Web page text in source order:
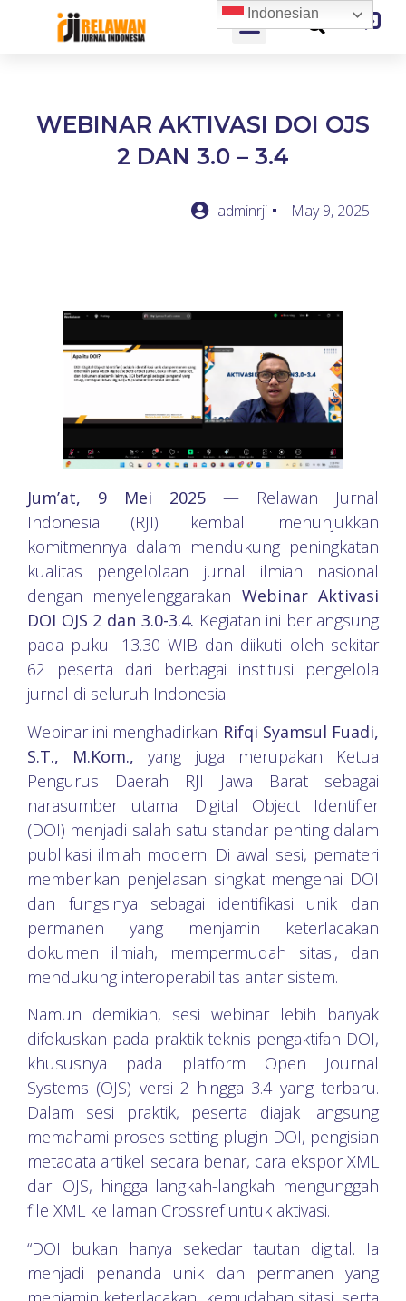
WEBINAR AKTIVASI DOI OJS
2 DAN 3.0 – 3.4
adminrji May 9, 2025
Jum’at, 9 Mei 2025 — Relawan Jurnal
Indonesia (RJI) kembali menunjukkan
komitmennya dalam mendukung peningkatan
kualitas pengelolaan jurnal ilmiah nasional
dengan menyelenggarakan Webinar Aktivasi
DOI OJS 2 dan 3.0-3.4. Kegiatan ini berlangsung
pada pukul 13.30 WIB dan diikuti oleh sekitar
62 peserta dari berbagai institusi pengelola
jurnal di seluruh Indonesia.
Webinar ini menghadirkan Rifqi Syamsul Fuadi,
S.T., M.Kom., yang juga merupakan Ketua
Pengurus Daerah RJI Jawa Barat sebagai
narasumber utama. Digital Object Identifier
(DOI) menjadi salah satu standar penting dalam
publikasi ilmiah modern. Di awal sesi, pemateri
memberikan penjelasan singkat mengenai DOI
dan fungsinya sebagai identifikasi unik dan
permanen yang menjamin keterlacakan
dokumen ilmiah, mempermudah sitasi, dan
mendukung interoperabilitas antar sistem.
Namun demikian, sesi webinar lebih banyak
difokuskan pada praktik teknis pengaktifan DOI,
khususnya pada platform Open Journal
Systems (OJS) versi 2 hingga 3.4 yang terbaru.
Dalam sesi praktik, peserta diajak langsung
memahami proses setting plugin DOI, pengisian
metadata artikel secara benar, cara ekspor XML
dari OJS, hingga langkah-langkah mengunggah
file XML ke laman Crossref untuk aktivasi.
“DOI bukan hanya sekedar tautan digital. Ia
menjadi penanda unik dan permanen yang
Indonesian